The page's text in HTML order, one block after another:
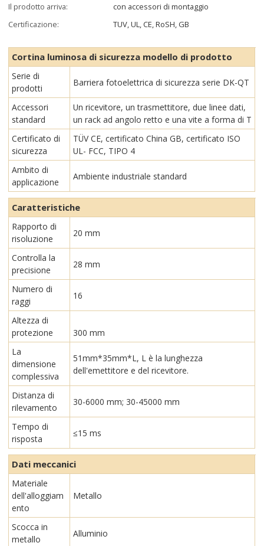
Il prodotto arriva:
con accessori di montaggio
Certificazione:
TUV, UL, CE, RoSH, GB
Cortina luminosa di sicurezza modello di prodotto
Serie di
prodotti
Barriera fotoelettrica di sicurezza serie DK-QT
Accessori
standard
Un ricevitore, un trasmettitore, due linee dati,
un rack ad angolo retto e una vite a forma di T
Certificato di
sicurezza
TÜV CE, certificato China GB, certificato ISO
UL- FCC, TIPO 4
Ambito di
applicazione
Ambiente industriale standard
Caratteristiche
Rapporto di
risoluzione
20 mm
Controlla la
precisione
28 mm
Numero di
raggi
16
Altezza di
protezione
300 mm
La
dimensione
complessiva
51mm*35mm*L, L è la lunghezza
dell'emettitore e del ricevitore.
Distanza di
rilevamento
30-6000 mm; 30-45000 mm
Tempo di
risposta
≤15 ms
Dati meccanici
Materiale
dell'alloggiam
ento
Metallo
Scocca in
metallo
Alluminio